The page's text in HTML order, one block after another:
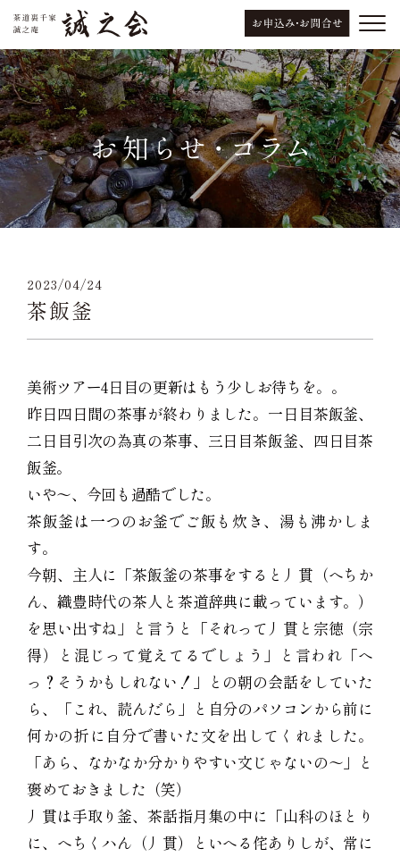
2023/04/24
茶飯釜
美術ツアー4日目の更新はもう少しお待ちを。。
昨日四日間の茶事が終わりました。一日目茶飯釜、
二日目引次の為真の茶事、三日目茶飯釜、四日目茶
飯釜。
いや〜、今回も過酷でした。
茶飯釜は一つのお釜でご飯も炊き、湯も沸かしま
す。
今朝、主人に「茶飯釜の茶事をすると丿貫（へちか
ん、織豊時代の茶人と茶道辞典に載っています。）
を思い出すね」と言うと「それって丿貫と宗徳（宗
得）と混じって覚えてるでしょう」と言われ「へ
っ？そうかもしれない！」との朝の会話をしていた
ら、「これ、読んだら」と自分のパソコンから前に
何かの折に自分で書いた文を出してくれました。
「あら、なかなか分かりやすい文じゃないの〜」と
褒めておきました（笑）
丿貫は手取り釜、茶話指月集の中に「山科のほとり
に、へちくハん（丿貫）といへる侘ありしが、常に